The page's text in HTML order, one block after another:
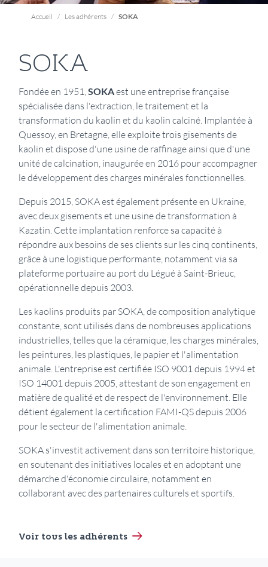
Accueil Les adhérents SOKA
SOKA
Présentation
Fondée en 1951,SOKAest une entreprise française
spécialisée dans l'extraction, le traitement et la
transformation du kaolin et du kaolin calciné. Implantée à
Quessoy, en Bretagne, elle exploite trois gisements de
kaolin et dispose d'une usine de raffinage ainsi que d'une
unité de calcination, inaugurée en 2016 pour accompagner
le développement des charges minérales fonctionnelles.
Depuis 2015, SOKA est également présente en Ukraine,
avec deux gisements et une usine de transformation à
Kazatin. Cette implantation renforce sa capacité à
répondre aux besoins de ses clients sur les cinq continents,
grâce à une logistique performante, notamment via sa
plateforme portuaire au port du Légué à Saint-Brieuc,
opérationnelle depuis 2003.
Les kaolins produits par SOKA, de composition analytique
constante, sont utilisés dans de nombreuses applications
industrielles, telles que la céramique, les charges minérales,
les peintures, les plastiques, le papier et l'alimentation
animale. L'entreprise est certifiée ISO 9001 depuis 1994 et
ISO 14001 depuis 2005, attestant de son engagement en
matière de qualité et de respect de l'environnement. Elle
détient également la certification FAMI-QS depuis 2006
pour le secteur de l'alimentation animale.
SOKA s'investit activement dans son territoire historique,
en soutenant des initiatives locales et en adoptant une
démarche d'économie circulaire, notamment en
collaborant avec des partenaires culturels et sportifs.
Voir tous les adhérents